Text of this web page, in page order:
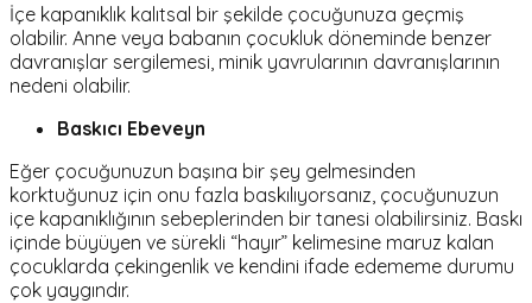
İçe kapanıklık kalıtsal bir şekilde çocuğunuza geçmiş
olabilir. Anne veya babanın çocukluk döneminde benzer
davranışlar sergilemesi, minik yavrularının davranışlarının
nedeni olabilir.
Baskıcı Ebeveyn
Eğer çocuğunuzun başına bir şey gelmesinden
korktuğunuz için onu fazla baskılıyorsanız, çocuğunuzun
içe kapanıklığının sebeplerinden bir tanesi olabilirsiniz. Baskı
içinde büyüyen ve sürekli “hayır” kelimesine maruz kalan
çocuklarda çekingenlik ve kendini ifade edememe durumu
çok yaygındır.